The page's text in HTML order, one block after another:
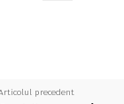
precedent